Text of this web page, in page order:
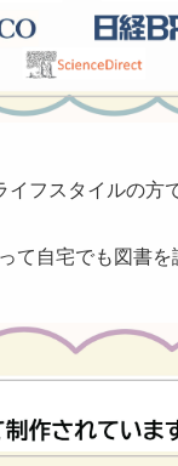
フスタイルの方
自宅でも図書を